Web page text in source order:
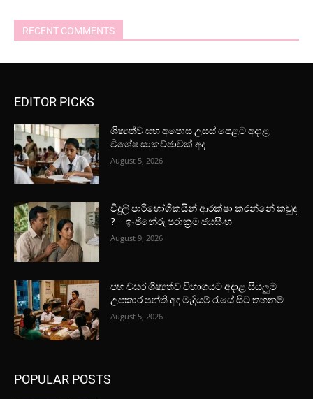
RECENT COMMENTS
EDITOR PICKS
ශිෂ්‍යත්ව සහ අපොස උසස් පෙළට අදාළ
විශේෂ සාකච්ඡාවක් අද
August 5, 2026
විදුලි පාරිභෝගිකයින් ආරක්ෂා කරන්නේ කවුද
? – ඉංජිනේරු පරාක්‍රම ජයසිංහ
August 9, 2026
පහ වසර ශිෂ්‍යත්ව විභාගයට අදාළ සියලුම
උපකාර පන්ති අද මැදියම් රැයේ සිට තහනම්
August 5, 2026
POPULAR POSTS